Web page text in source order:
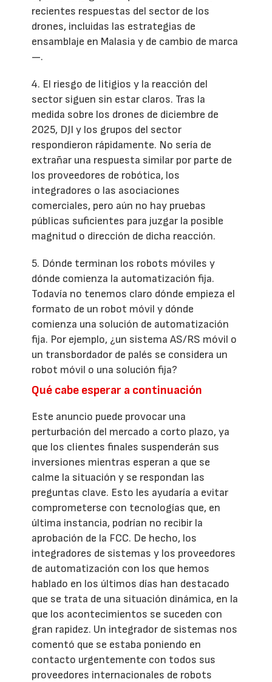
recientes respuestas del sector de los
drones, incluidas las estrategias de
ensamblaje en Malasia y de cambio de marca
—.
4. El riesgo de litigios y la reacción del
sector siguen sin estar claros. Tras la
medida sobre los drones de diciembre de
2025, DJI y los grupos del sector
respondieron rápidamente. No sería de
extrañar una respuesta similar por parte de
los proveedores de robótica, los
integradores o las asociaciones
comerciales, pero aún no hay pruebas
públicas suficientes para juzgar la posible
magnitud o dirección de dicha reacción.
5. Dónde terminan los robots móviles y
dónde comienza la automatización fija.
Todavía no tenemos claro dónde empieza el
formato de un robot móvil y dónde
comienza una solución de automatización
fija. Por ejemplo, ¿un sistema AS/RS móvil o
un transbordador de palés se considera un
robot móvil o una solución fija?
Qué cabe esperar a continuación
Este anuncio puede provocar una
perturbación del mercado a corto plazo, ya
que los clientes finales suspenderán sus
inversiones mientras esperan a que se
calme la situación y se respondan las
preguntas clave. Esto les ayudaría a evitar
comprometerse con tecnologías que, en
última instancia, podrían no recibir la
aprobación de la FCC. De hecho, los
integradores de sistemas y los proveedores
de automatización con los que hemos
hablado en los últimos días han destacado
que se trata de una situación dinámica, en la
que los acontecimientos se suceden con
gran rapidez. Un integrador de sistemas nos
comentó que se estaba poniendo en
contacto urgentemente con todos sus
proveedores internacionales de robots